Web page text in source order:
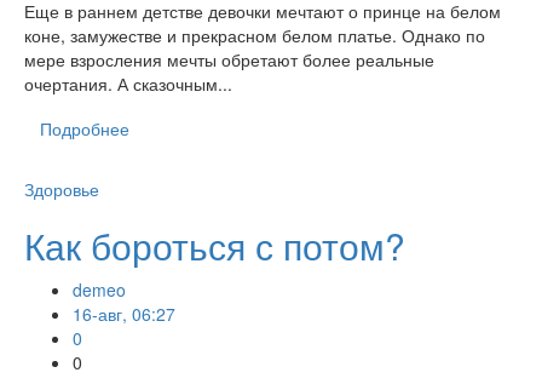
Еще в раннем детстве девочки мечтают о принце на белом
коне, замужестве и прекрасном белом платье. Однако по
мере взросления мечты обретают более реальные
очертания. А сказочным...
Подробнее
Здоровье
Как бороться с потом?
demeo
16-авг, 06:27
0
0